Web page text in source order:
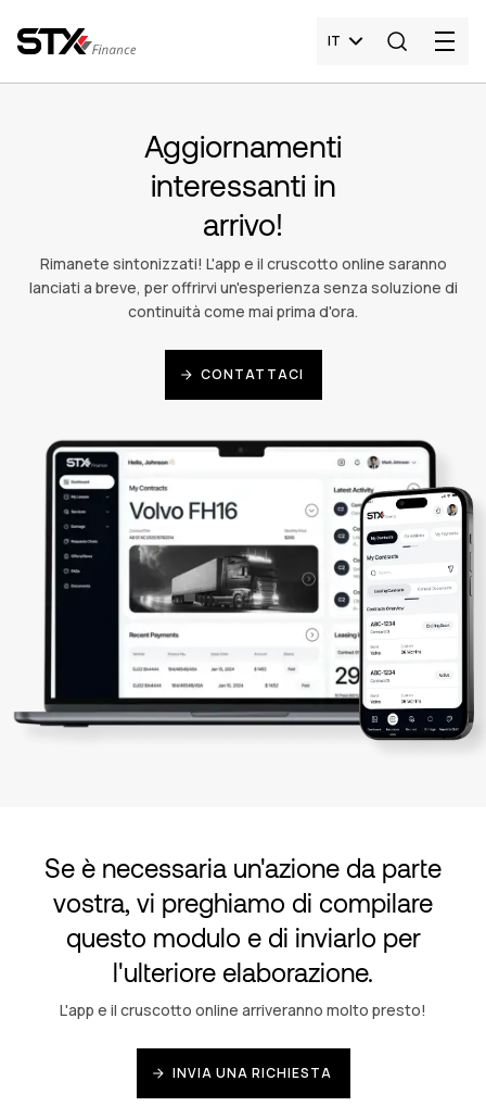
IT
Aggiornamenti
interessanti in
arrivo!
Rimanete sintonizzati! L'app e il cruscotto online saranno
lanciati a breve, per offrirvi un'esperienza senza soluzione di
continuità come mai prima d'ora.
CONTATTACI
Se è necessaria un'azione da parte
vostra, vi preghiamo di compilare
questo modulo e di inviarlo per
l'ulteriore elaborazione.
L'app e il cruscotto online arriveranno molto presto!
INVIA UNA RICHIESTA